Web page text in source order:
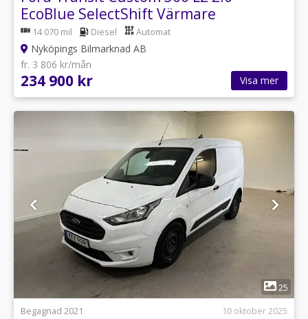
EcoBlue SelectShift Värmare
14 070 mil Diesel Automat
Nyköpings Bilmarknad AB
fr. 3 806 kr/mån
234 900 kr Visa mer
1
25
Begagnad 2021
10 oktober 2025